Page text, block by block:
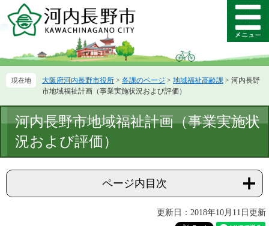
ー
先
ニ
を
て
メ
ニ
ー
大阪府河内長野市役所 > 各課のページ > 地域福祉高齢課 > 河内長野
市地域福祉計画（事業実施状況および評価）
文
河内長野市地域福祉計画（事業実施状
況および評価）
ページ内目次
更新日：2018年10月11日更新